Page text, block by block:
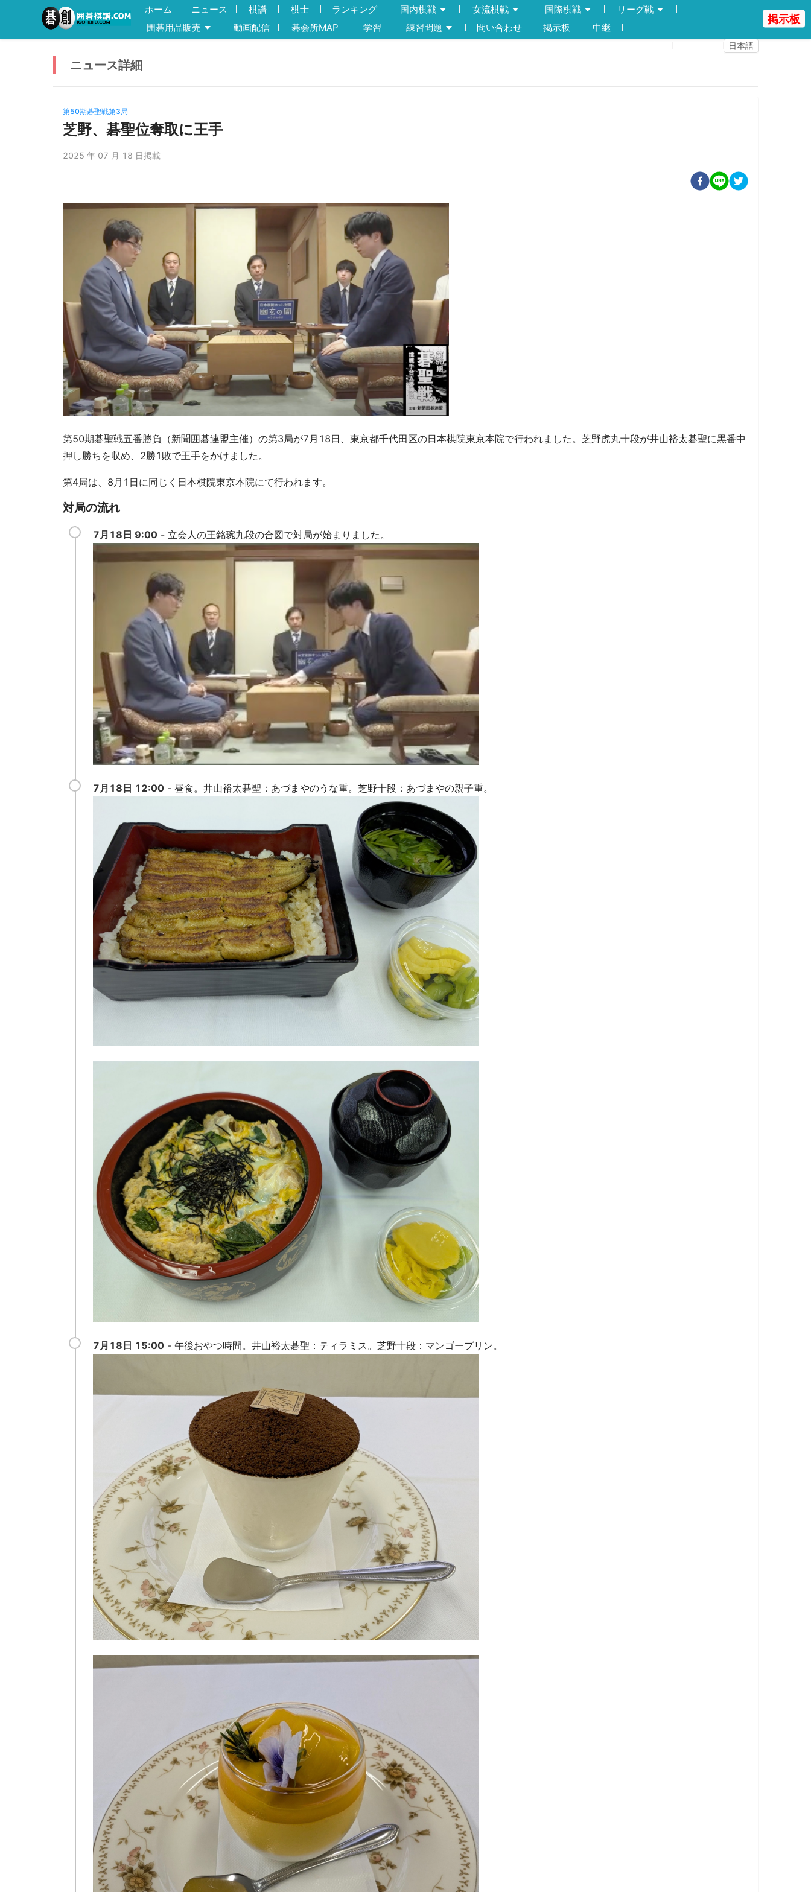
ホーム ニュース 棋譜 棋士 ランキング 国内棋戦 女流棋戦 国際棋戦
リーグ戦
囲碁用品販売
動画配信 碁会所MAP 学習 練習問題 問い合わせ 掲示板
中継
日本語
掲示板
ニュース詳細
第50期碁聖戦第3局
芝野、碁聖位奪取に王手
2025 年 07 月 18 日掲載
第50期碁聖戦五番勝負（新聞囲碁連盟主催）の第3局が7月18日、東京都千代田区の日本棋院東京本院で行われました。芝野虎丸十段が井山裕太碁聖に黒番中
押し勝ちを収め、2勝1敗で王手をかけました。
第4局は、8月1日に同じく日本棋院東京本院にて行われます。
対局の流れ
7月18日 9:00 - 立会人の王銘琬九段の合図で対局が始まりました。
7月18日 12:00 - 昼食。井山裕太碁聖：あづまやのうな重。芝野十段：あづまやの親子重。
7月18日 15:00 - 午後おやつ時間。井山裕太碁聖：ティラミス。芝野十段：マンゴープリン。